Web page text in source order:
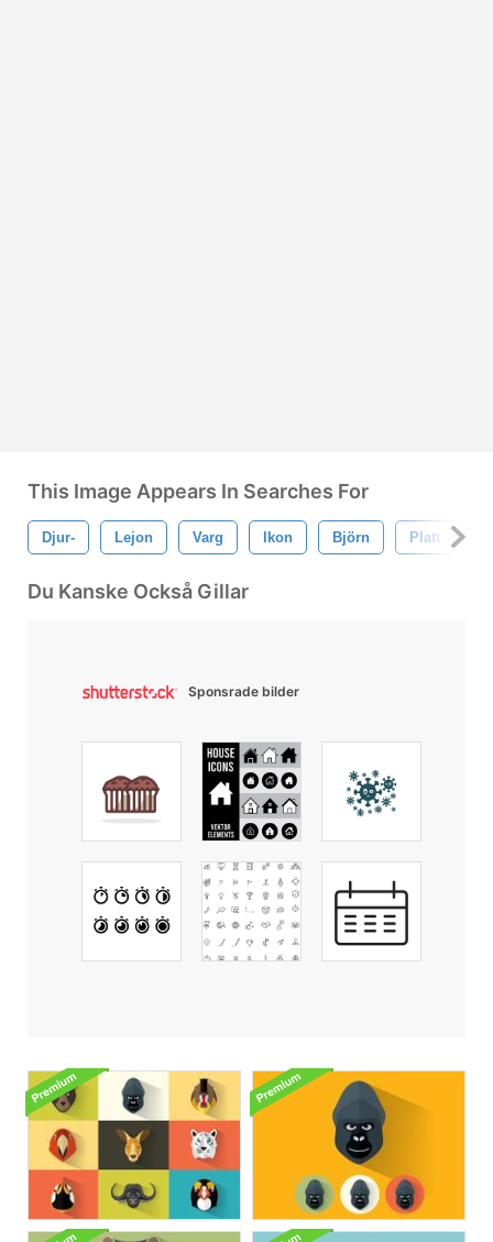
This Image Appears In Searches For
Djur- Lejon Varg Ikon Björn Platt
Du Kanske Också Gillar
Sponsrade bilder